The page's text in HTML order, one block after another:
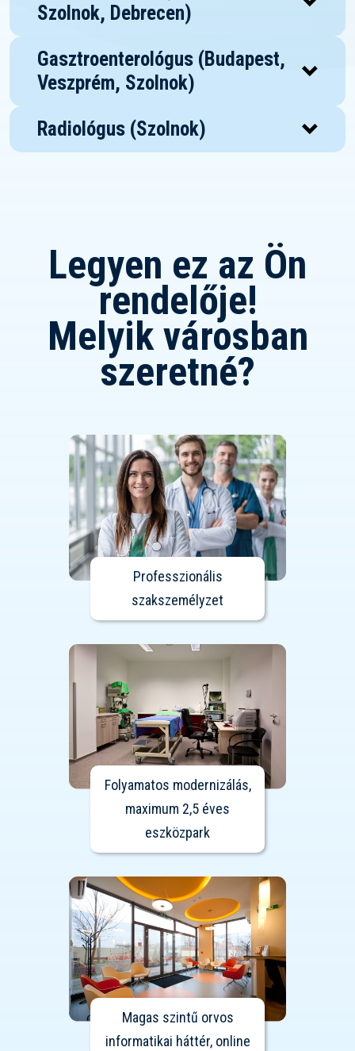
Szolnok, Debrecen)
Gasztroenterológus (Budapest,
Veszprém, Szolnok)
Radiológus (Szolnok)
Legyen ez az Ön
rendelője!
Melyik városban
szeretné?
Professzionális
szakszemélyzet
Folyamatos modernizálás,
maximum 2,5 éves
eszközpark
Magas szintű orvos
informatikai háttér, online